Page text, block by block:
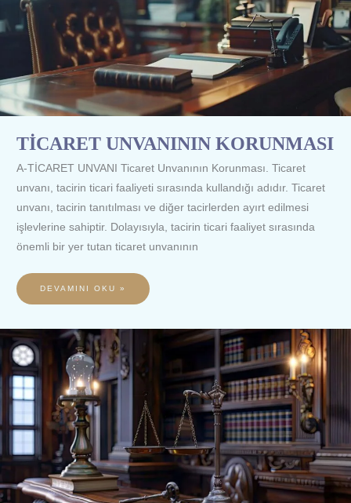
TİCARET UNVANININ KORUNMASI
A-TİCARET UNVANI Ticaret Unvanının Korunması. Ticaret
unvanı, tacirin ticari faaliyeti sırasında kullandığı adıdır. Ticaret
unvanı, tacirin tanıtılması ve diğer tacirlerden ayırt edilmesi
işlevlerine sahiptir. Dolayısıyla, tacirin ticari faaliyet sırasında
önemli bir yer tutan ticaret unvanının
DEVAMINI OKU »
HAKSIZ
REKABET
DAVALARI